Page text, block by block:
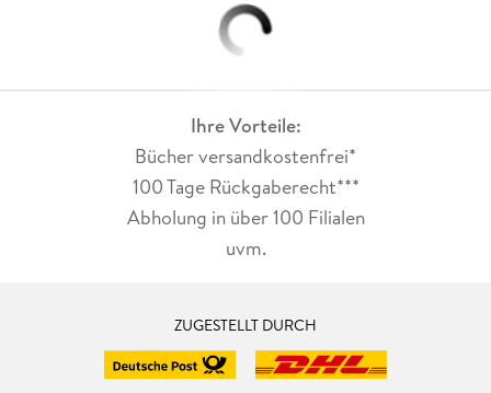
Ihre Vorteile:
Bücher versandkostenfrei*
100 Tage Rückgaberecht***
Abholung in über 100 Filialen
uvm.
ZUGESTELLT DURCH